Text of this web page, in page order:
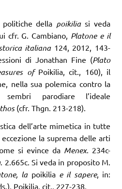
della poikiliasi veda
cfr. G. Cambiano, Platone e il
italiana 124, 2012, 143-
di Jonathan Fine (Plato
of Poikilia, cit., 160), il
nella sua polemica contro la
sembri parodiare l’ideale
(cfr. Thgn. 213-218).
dell’arte mimetica in tutte
la suprema delle arti
si evince da Menex. 234c-
. 2.665c. Si veda in proposito M.
la poikilia e il sapere, in:
Poikilia, cit., 227-238.